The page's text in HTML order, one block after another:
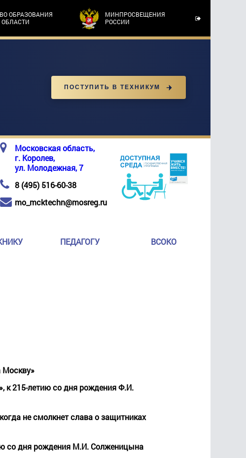
ОБРАЗОВАНИЯ
МИНПРОСВЕЩЕНИЯ
РОССИИ
ПОСТУПИТЬ В ТЕХНИКУМ
Московская область,
г. Королев,
ул. Молодежная, 7
8 (495) 516-60-38
mo_mcktechn@mosreg.ru
ПЕДАГОГУ ВСОКО
Москву»
к 215-летию со дня рождения Ф.И.
не смолкнет слава о защитниках
со дня рождения М.И. Солженицына